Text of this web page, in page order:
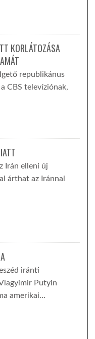
KORLÁTOZÁSA
republikánus
CBS televíziónak,
Irán elleni új
árthat az Iránnal
iránti
Putyin
amerikai…